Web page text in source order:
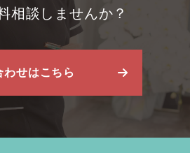
相談しませんか？
わせはこちら